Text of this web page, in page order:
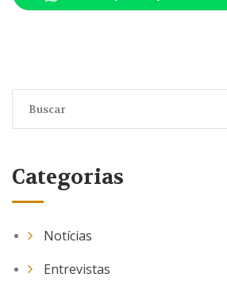
Categorias
Notícias
Entrevistas